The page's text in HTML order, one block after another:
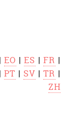
|EO |ES |FR |
|PT | SV |TR |
ZH